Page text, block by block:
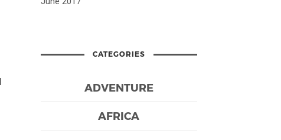
CATEGORIES
ADVENTURE
AFRICA